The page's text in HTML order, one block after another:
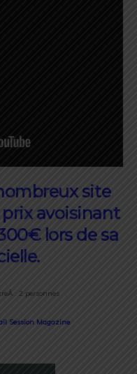
site
avoisinant
lors de sa
Session Magazine